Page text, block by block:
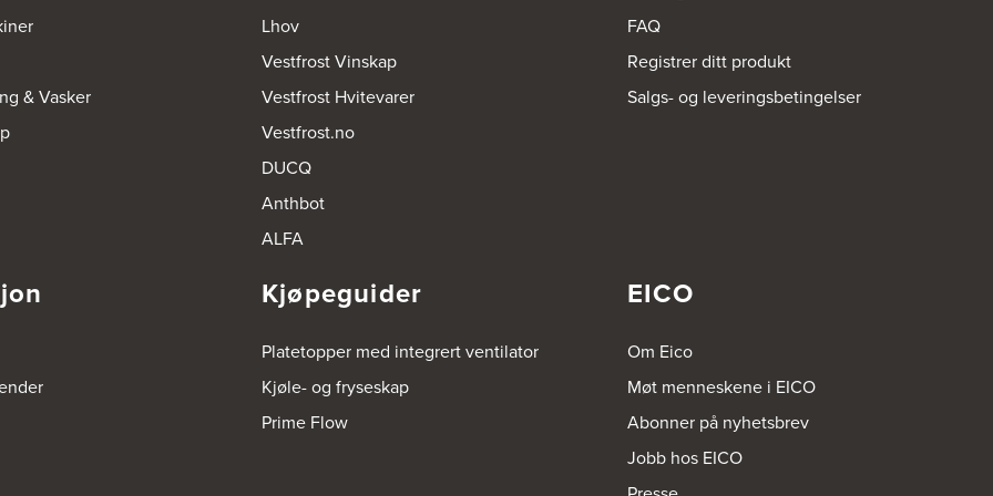
faktorer du bør være ekstra oppmerksom på. Eksempelvis må du kun benytte plastbeholdere som spesifikt
mikrobølgeovnen da bølgene kan ramme metallet og slå tilbake på bølgesenderen, og herved ødelegge denne.
& Vasker
Lhov
Vestfrost Vinskap
Vestfrost Hvitevarer
Vestfrost.no
DUCQ
Anthbot
ALFA
FAQ
Registrer ditt produkt
Salgs- og leveringsbetingelser
Kjøpeguider
Platetopper med integrert ventilator
Kjøle- og fryseskap
Prime Flow
EICO
Om Eico
Møt menneskene i EICO
Abonner på nyhetsbrev
Jobb hos EICO